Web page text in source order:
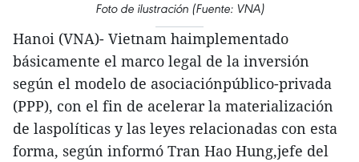
Foto de ilustración (Fuente: VNA)
Hanoi (VNA)- Vietnam haimplementado
básicamente el marco legal de la inversión
según el modelo de asociaciónpúblico-privada
(PPP), con el fin de acelerar la materialización
de laspolíticas y las leyes relacionadas con esta
forma, según informó Tran Hao Hung,jefe del